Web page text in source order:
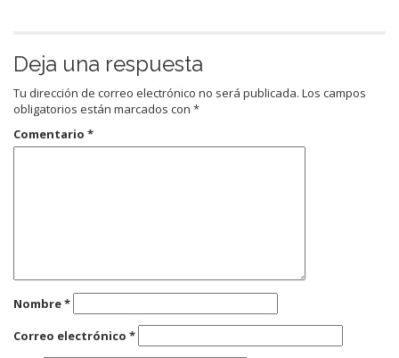
Deja una respuesta
Tu dirección de correo electrónico no será publicada. Los campos
obligatorios están marcados con *
Comentario *
Nombre*
Correo electrónico *